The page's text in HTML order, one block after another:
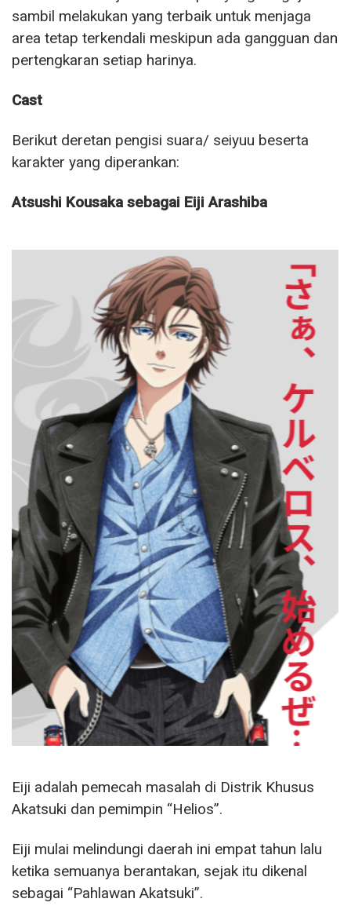
sambil melakukan yang terbaik untuk menjaga
area tetap terkendali meskipun ada gangguan dan
pertengkaran setiap harinya.
Cast
Berikut deretan pengisi suara/ seiyuu beserta
karakter yang diperankan:
Atsushi Kousaka sebagai Eiji Arashiba
Eiji adalah pemecah masalah di Distrik Khusus
Akatsuki dan pemimpin “Helios”.
Eiji mulai melindungi daerah ini empat tahun lalu
ketika semuanya berantakan, sejak itu dikenal
sebagai “Pahlawan Akatsuki”.